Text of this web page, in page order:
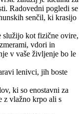
Radovedni pogledi se
senčil, ki krasijo
služijo kot fizične ovire,
vdori in
v vaše življenje bo le
lenivci, jih boste
ki so enostavni za
z vlažno krpo ali s